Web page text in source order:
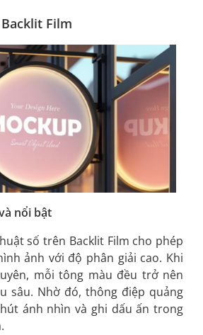
Film
nổi bật
số trên Backlit Film cho phép
ảnh với độ phân giải cao. Khi
mỗi tông màu đều trở nên
sâu. Nhờ đó, thông điệp quảng
ánh nhìn và ghi dấu ấn trong